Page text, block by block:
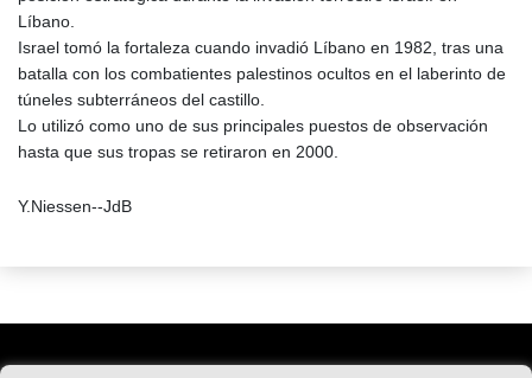
Líbano.
Israel tomó la fortaleza cuando invadió Líbano en 1982, tras una
batalla con los combatientes palestinos ocultos en el laberinto de
túneles subterráneos del castillo.
Lo utilizó como uno de sus principales puestos de observación
hasta que sus tropas se retiraron en 2000.
Y.Niessen--JdB